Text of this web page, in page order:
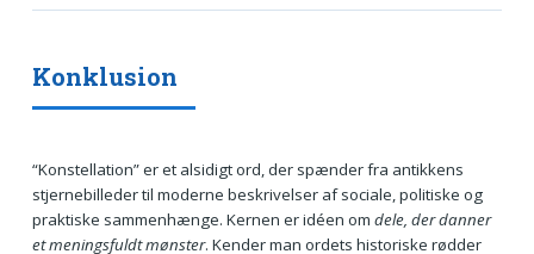
Konklusion
“Konstellation” er et alsidigt ord, der spænder fra antikkens
stjernebilleder til moderne beskrivelser af sociale, politiske og
praktiske sammenhænge. Kernen er idéen om dele, der danner
et meningsfuldt mønster. Kender man ordets historiske rødder